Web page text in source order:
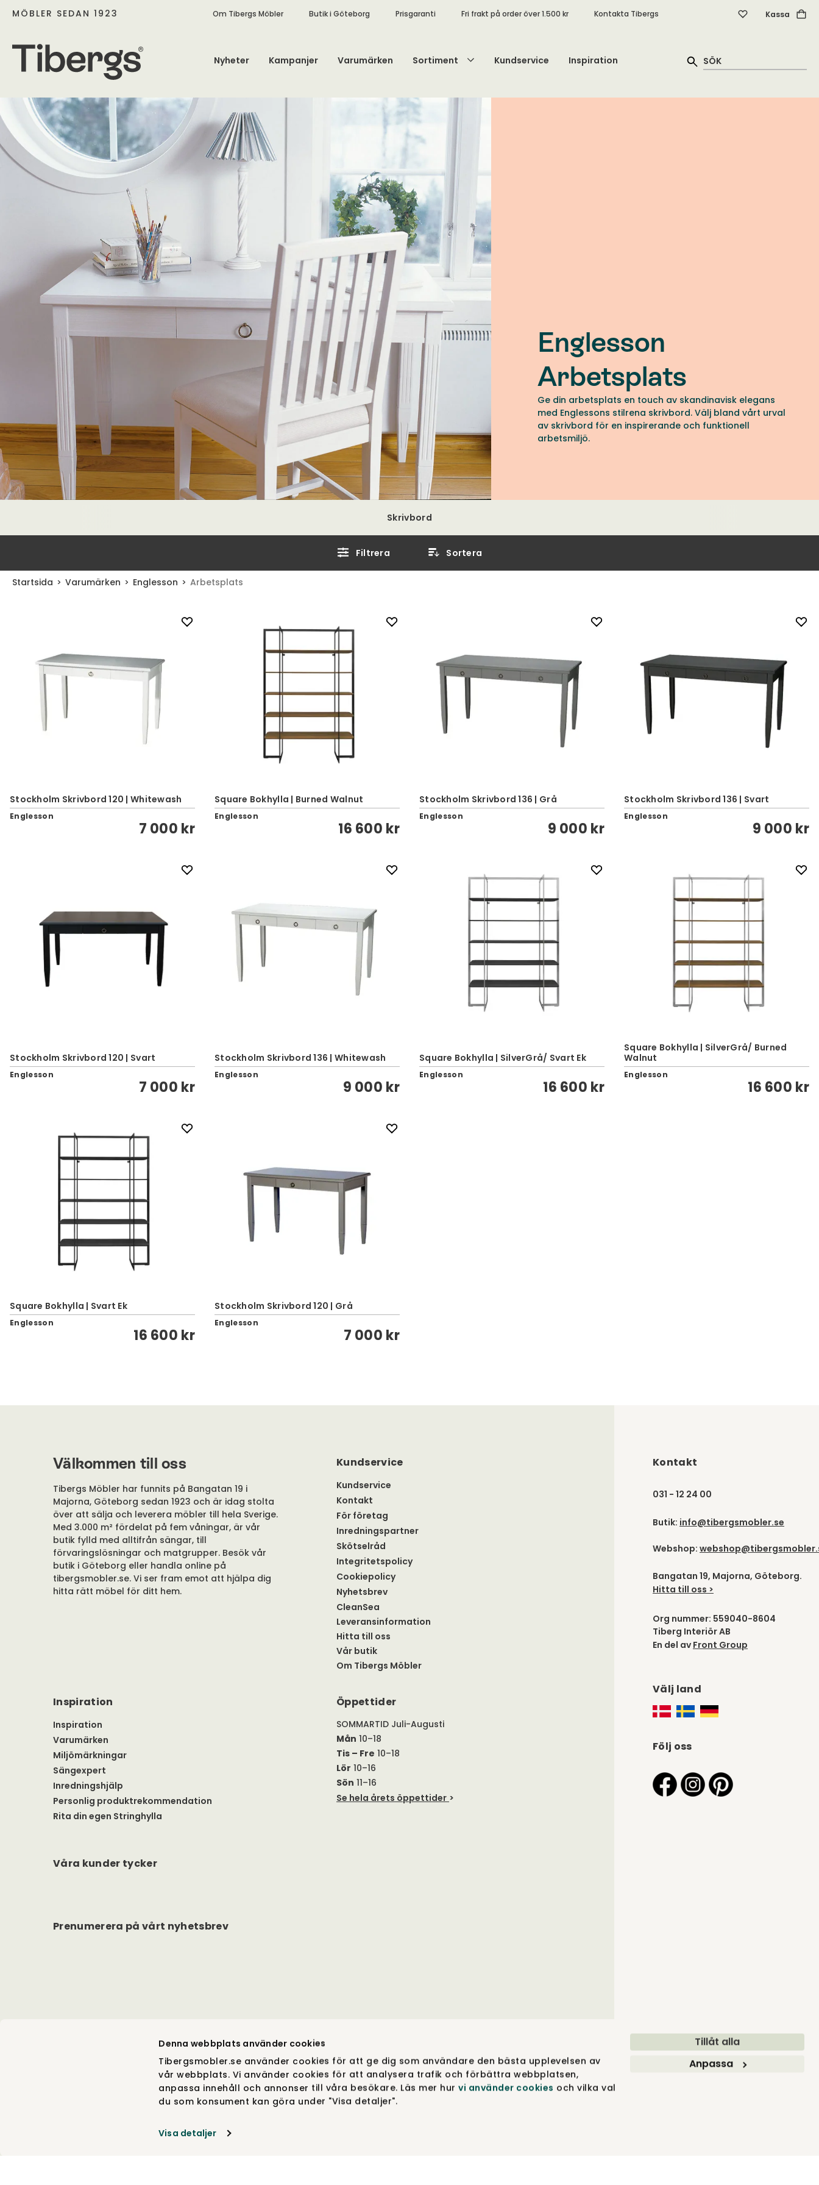
Denna webbplats använder cookies
Tibergsmobler.se använder cookies för att ge dig som användare den bästa upplevelsen av
vår webbplats. Vi använder cookies för att analysera trafik och förbättra webbplatsen,
anpassa innehåll och annonser till våra besökare. Läs mer hurvi använder cookies och vilka val
du som konsument kan göra under "Visa detaljer".
Visa detaljer
Tillåt alla
Anpassa
MÖBLER SEDAN 1923 Om Tibergs Möbler Butik i Göteborg Prisgaranti Fri frakt på order över 1.500 kr Kontakta Tibergs Kassa
Nyheter Kampanjer Varumärken Sortiment Kundservice Inspiration
Englesson
Arbetsplats
Ge din arbetsplats en touch av skandinavisk elegans
med Englessons stilrena skrivbord. Välj bland vårt urval
av skrivbord för en inspirerande och funktionell
arbetsmiljö.
Skrivbord
Filtrera Sortera
Startsida Varumärken Englesson Arbetsplats
Stockholm Skrivbord 120 | Whitewash
Englesson
7 000 kr
Square Bokhylla | Burned Walnut
Englesson
16 600 kr
Stockholm Skrivbord 136 | Grå
Englesson
9 000 kr
Stockholm Skrivbord 136 | Svart
Englesson
9 000 kr
Stockholm Skrivbord 120 | Svart
Englesson
7 000 kr
Stockholm Skrivbord 136 | Whitewash
Englesson
9 000 kr
Square Bokhylla | SilverGrå/ Svart Ek
Englesson
16 600 kr
Square Bokhylla | SilverGrå/ Burned
Walnut
Englesson
16 600 kr
Square Bokhylla | Svart Ek
Englesson
16 600 kr
Stockholm Skrivbord 120 | Grå
Englesson
7 000 kr
Välkommen till oss
Tibergs Möbler har funnits på Bangatan 19 i
Majorna, Göteborg sedan 1923 och är idag stolta
över att sälja och leverera möbler till hela Sverige.
Med 3.000 m² fördelat på fem våningar, är vår
butik fylld med alltifrån sängar, till
förvaringslösningar och matgrupper. Besök vår
butik i Göteborg eller handla online på
tibergsmobler.se. Vi ser fram emot att hjälpa dig
hitta rätt möbel för ditt hem.
Kundservice
Kundservice
Kontakt
För företag
Inredningspartner
Skötselråd
Integritetspolicy
Cookiepolicy
Nyhetsbrev
CleanSea
Leveransinformation
Hitta till oss
Vår butik
Om Tibergs Möbler
Inspiration
Inspiration
Varumärken
Miljömärkningar
Sängexpert
Inredningshjälp
Personlig produktrekommendation
Rita din egen Stringhylla
Öppettider
SOMMARTID Juli-Augusti
Mån 10–18
Tis – Fre 10–18
Lör 10–16
Sön 11–16
Se hela årets öppettider >
Våra kunder tycker
Prenumerera på vårt nyhetsbrev
Kontakt
031 - 12 24 00
Butik: info@tibergsmobler.se
Webshop:
Bangatan 19, Majorna, Göteborg.
Hitta till oss >
Org nummer: 559040-8604
Tiberg Interiör AB
En del av Front Group
Välj land
Följ oss